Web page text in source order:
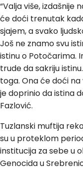
“Valja više, izdašnije
će doći trenutak
sjajem, a svako
Još ne znamo svu
istinu o Potočarima.
trude da sakriju
toga. Ona će doći
je doprinio da istina
Fazlović.
Tuzlanski muftija
su u proteklom
institucija za sebe u
Genocida u